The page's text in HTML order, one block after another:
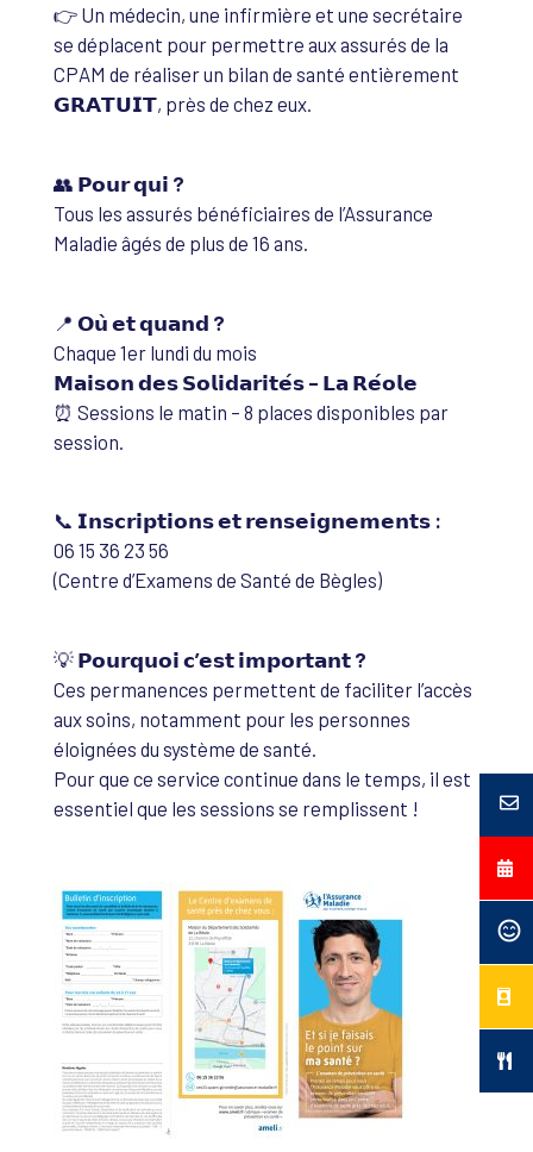
👉 Un médecin, une infirmière et une secrétaire
se déplacent pour permettre aux assurés de la
CPAM de réaliser un bilan de santé entièrement
𝗚𝗥𝗔𝗧𝗨𝗜𝗧, près de chez eux.
👥 𝗣𝗼𝘂𝗿 𝗾𝘂𝗶 ?
Tous les assurés bénéficiaires de l’Assurance
Maladie âgés de plus de 16 ans.
📍 𝗢𝘂̀ 𝗲𝘁 𝗾𝘂𝗮𝗻𝗱 ?
Chaque 1er lundi du mois
𝗠𝗮𝗶𝘀𝗼𝗻 𝗱𝗲𝘀 𝗦𝗼𝗹𝗶𝗱𝗮𝗿𝗶𝘁𝗲́𝘀 – 𝗟𝗮 𝗥𝗲́𝗼𝗹𝗲
⏰ Sessions le matin – 8 places disponibles par
session.
📞 𝗜𝗻𝘀𝗰𝗿𝗶𝗽𝘁𝗶𝗼𝗻𝘀 𝗲𝘁 𝗿𝗲𝗻𝘀𝗲𝗶𝗴𝗻𝗲𝗺𝗲𝗻𝘁𝘀 :
06 15 36 23 56
(Centre d’Examens de Santé de Bègles)
💡 𝗣𝗼𝘂𝗿𝗾𝘂𝗼𝗶 𝗰’𝗲𝘀𝘁 𝗶𝗺𝗽𝗼𝗿𝘁𝗮𝗻𝘁 ?
Ces permanences permettent de faciliter l’accès
aux soins, notamment pour les personnes
éloignées du système de santé.
Pour que ce service continue dans le temps, il est
essentiel que les sessions se remplissent !